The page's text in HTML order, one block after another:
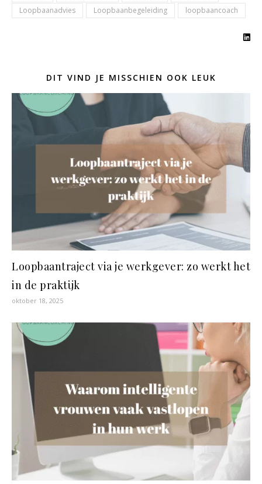
Loopbaanadvies
Loopbaanbegeleiding loopbaancoach
DIT VIND JE MISSCHIEN OOK LEUK
Loopbaantraject via je werkgever: zo werkt het
in de praktijk
oktober 18, 2025